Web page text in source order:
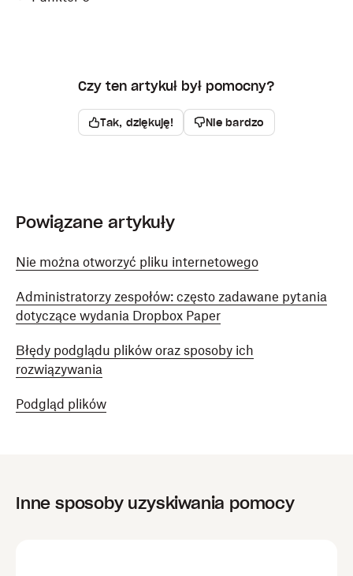
Czy ten artykuł był pomocny?
Tak, dziękuję! Nie bardzo
Powiązane artykuły
Nie można otworzyć pliku internetowego
Administratorzy zespołów: często zadawane pytania
dotyczące wydania Dropbox Paper
Błędy podglądu plików oraz sposoby ich
rozwiązywania
Podgląd plików
Inne sposoby uzyskiwania pomocy